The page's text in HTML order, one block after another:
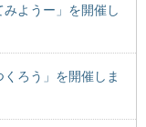
ようー」を開催し
ろう」を開催しま